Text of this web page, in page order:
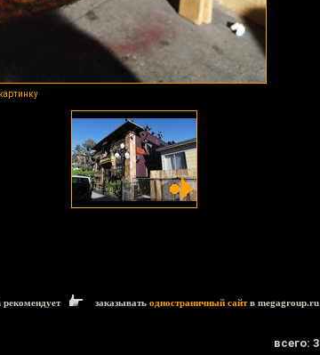
заказывать одностраничный сайтв megagroup.ru
всего: 3